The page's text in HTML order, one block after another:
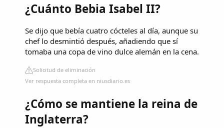
¿Cuánto Bebia Isabel II?
Se dijo que bebía cuatro cócteles al día, aunque su
chef lo desmintió después, añadiendo que sí
tomaba una copa de vino dulce alemán en la cena.
Solicitud de eliminación
Ver respuesta completa en niusdiario.es
¿Cómo se mantiene la reina de
Inglaterra?